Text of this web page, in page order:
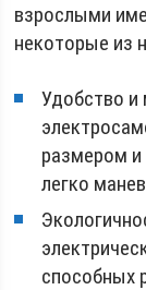
взрослыми
некоторые из
Удобство и
размером
легко
способных